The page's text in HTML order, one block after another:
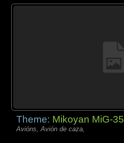
Theme: Mikoyan MiG-35
Avións, Avión de caza,